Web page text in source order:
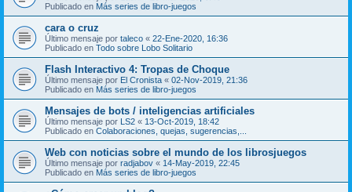
Publicado en Más series de libro-juegos
cara o cruz
Último mensaje por taleco « 22-Ene-2020, 16:36
Publicado en Todo sobre Lobo Solitario
Flash Interactivo 4: Tropas de Choque
Último mensaje por El Cronista « 02-Nov-2019, 21:36
Publicado en Más series de libro-juegos
Mensajes de bots / inteligencias artificiales
Último mensaje por LS2 « 13-Oct-2019, 18:42
Publicado en Colaboraciones, quejas, sugerencias,...
Web con noticias sobre el mundo de los librosjuegos
Último mensaje por radjabov « 14-May-2019, 22:45
Publicado en Más series de libro-juegos